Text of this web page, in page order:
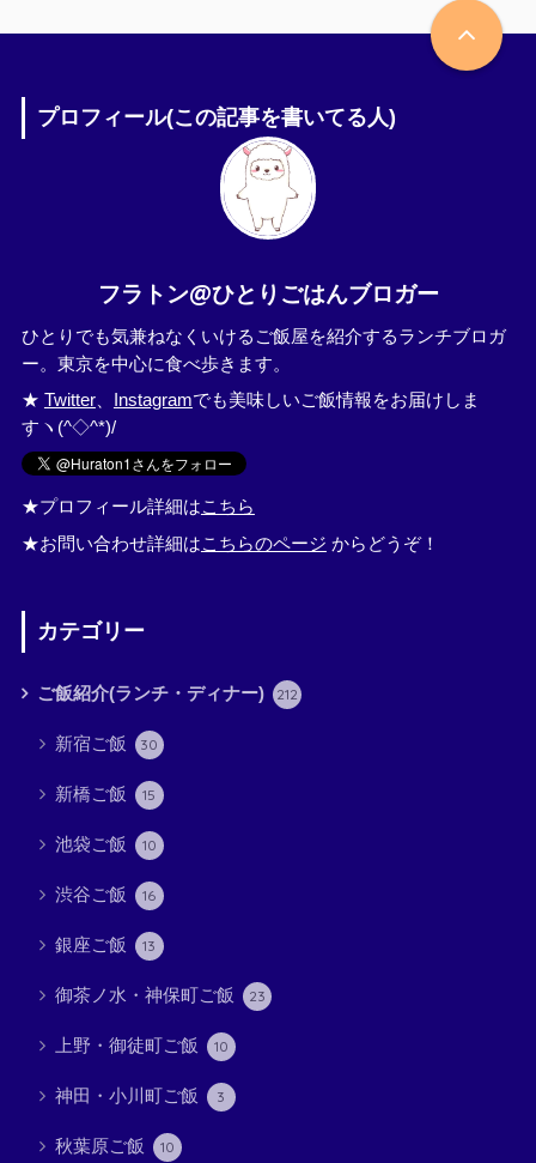
プロフィール(この記事を書いてる人)
フラトン@ひとりごはんブロガー
ひとりでも気兼ねなくいけるご飯屋を紹介するランチブロガ
ー。東京を中心に食べ歩きます。
★ Twitter、 Instagramでも美味しいご飯情報をお届けしま
すヽ(^◇^*)/
★プロフィール詳細はこちら
★お問い合わせ詳細はこちらのページ からどうぞ！
カテゴリー
ご飯紹介(ランチ・ディナー) 212
新宿ご飯 30
新橋ご飯 15
池袋ご飯 10
渋谷ご飯 16
銀座ご飯 13
御茶ノ水・神保町ご飯 23
上野・御徒町ご飯 10
神田・小川町ご飯 3
秋葉原ご飯 10